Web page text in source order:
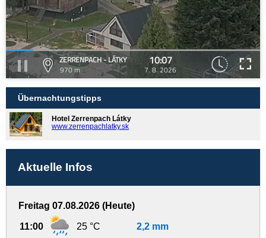
ZERRENPACH - LÁTKY
970 m
10:07
7. 8. 2026
Übernachtungstipps
Hotel Zerrenpach Látky
www.zerrenpachlatky.sk
Aktuelle Infos
Freitag 07.08.2026 (Heute)
11:00 25 °C 2,2 mm